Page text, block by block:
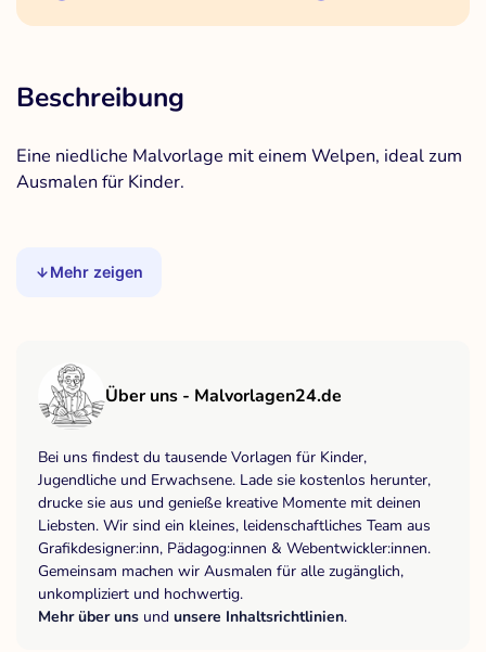
Beschreibung
Eine niedliche Malvorlage mit einem Welpen, ideal zum
Ausmalen für Kinder.
Mehr zeigen
Über uns - Malvorlagen24.de
Bei uns findest du tausende Vorlagen für Kinder,
Jugendliche und Erwachsene. Lade sie kostenlos herunter,
drucke sie aus und genieße kreative Momente mit deinen
Liebsten. Wir sind ein kleines, leidenschaftliches Team aus
Grafikdesigner:inn, Pädagog:innen & Webentwickler:innen.
Gemeinsam machen wir Ausmalen für alle zugänglich,
unkompliziert und hochwertig.
Mehr über uns und unsere Inhaltsrichtlinien.